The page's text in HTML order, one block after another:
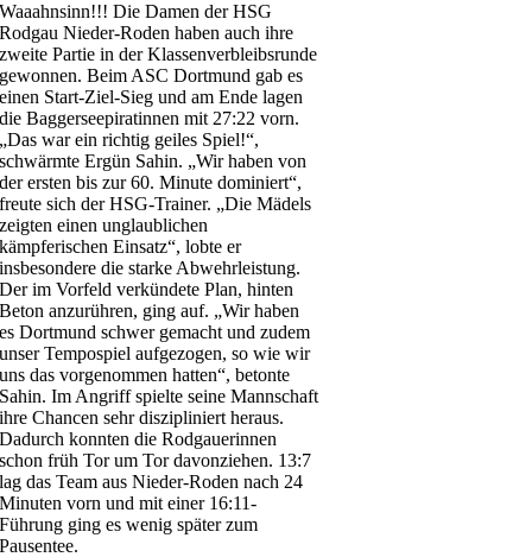
Waaahnsinn!!! Die Damen der HSG
Rodgau Nieder-Roden haben auch ihre
zweite Partie in der Klassenverbleibsrunde
gewonnen. Beim ASC Dortmund gab es
einen Start-Ziel-Sieg und am Ende lagen
die Baggerseepiratinnen mit 27:22 vorn.
„Das war ein richtig geiles Spiel!“,
schwärmte Ergün Sahin. „Wir haben von
der ersten bis zur 60. Minute dominiert“,
freute sich der HSG-Trainer. „Die Mädels
zeigten einen unglaublichen
kämpferischen Einsatz“, lobte er
insbesondere die starke Abwehrleistung.
Der im Vorfeld verkündete Plan, hinten
Beton anzurühren, ging auf. „Wir haben
es Dortmund schwer gemacht und zudem
unser Tempospiel aufgezogen, so wie wir
uns das vorgenommen hatten“, betonte
Sahin. Im Angriff spielte seine Mannschaft
ihre Chancen sehr diszipliniert heraus.
Dadurch konnten die Rodgauerinnen
schon früh Tor um Tor davonziehen. 13:7
lag das Team aus Nieder-Roden nach 24
Minuten vorn und mit einer 16:11-
Führung ging es wenig später zum
Pausentee.